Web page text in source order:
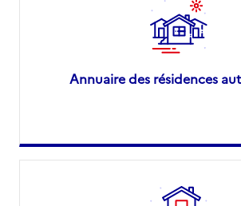
Annuaire des résidences